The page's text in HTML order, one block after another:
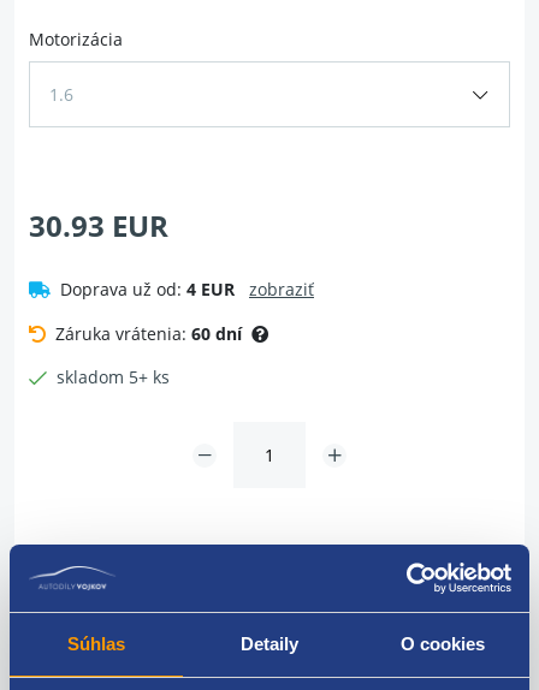
Súhlas Detaily O cookies
Motorizácia
1.6
30.93 EUR
Doprava už od: 4 EUR
zobraziť
Záruka vrátenia: 60 dní
skladom 5+ ks
Dotaz na tovar